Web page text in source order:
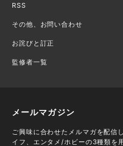
RSS
その他、お問い合わせ
お詫びと訂正
監修者一覧
メールマガジン
ご興味に合わせたメルマガを配信
イフ、エンタメ/ホビーの3種類を用